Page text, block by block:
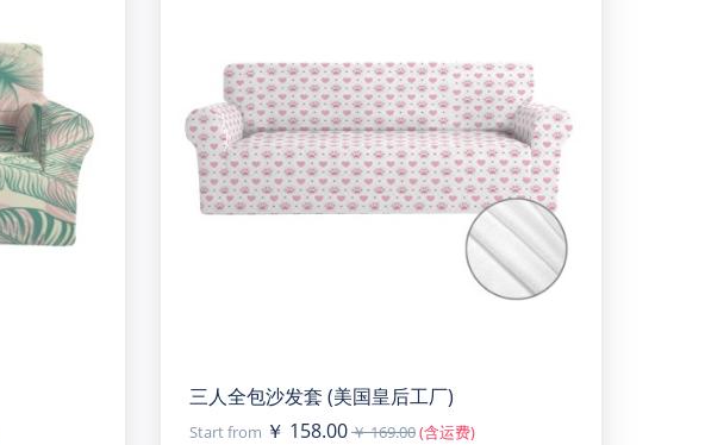
三人全包沙发套 (美国皇后工厂)
Start from ￥ 158.00￥ 169.00(含运费)